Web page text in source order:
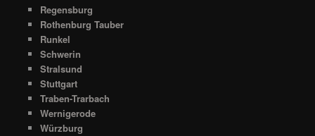
Regensburg
Rothenburg Tauber
Runkel
Schwerin
Stralsund
Stuttgart
Traben-Trarbach
Wernigerode
Würzburg